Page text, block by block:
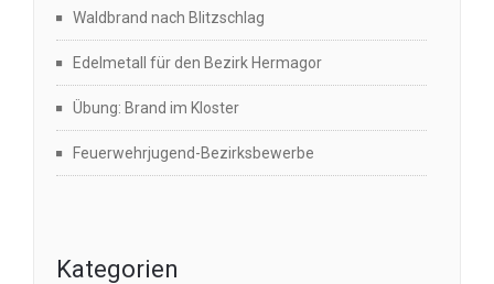
Waldbrand nach Blitzschlag
Edelmetall für den Bezirk Hermagor
Übung: Brand im Kloster
Feuerwehrjugend-Bezirksbewerbe
Kategorien